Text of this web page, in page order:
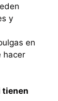
y
en
hacer
tienen